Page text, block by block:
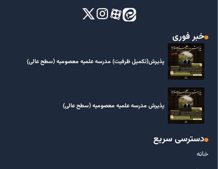
خبر فوری
پذیرش(تکمیل ظرفیت) مدرسه علمیه معصومیه‌ (سطح عالی)
پذیرش مدرسه علمیه معصومیه‌ (سطح عالی)
دسترسی سریع
خانه